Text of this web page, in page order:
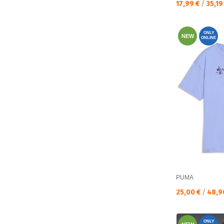
Текуща цена:
17,99 € /
NEW
ONLY
ONLINE
PUMA
Текуща цена:
25,00 € /
ONLY